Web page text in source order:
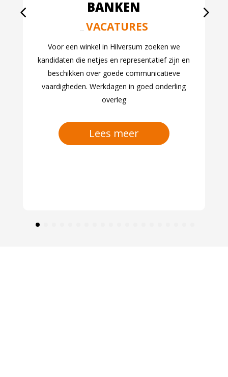
BANKEN
VACATURES
Voor een winkel in Hilversum zoeken we
kandidaten die netjes en representatief zijn en
beschikken over goede communicatieve
vaardigheden. Werkdagen in goed onderling
overleg
Lees meer